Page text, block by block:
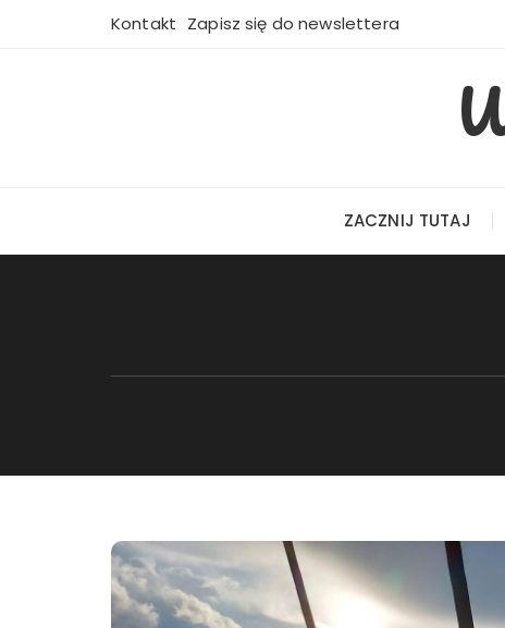
Kontakt Zapisz się do newslettera
ZACZNIJ TUTAJ